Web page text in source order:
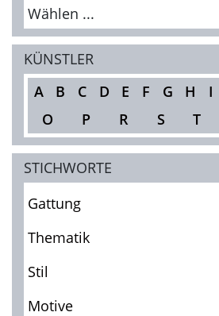
Wählen ...
KÜNSTLER
A
B C D E F G H I
O
P R S T
STICHWORTE
Gattung
Thematik
Stil
Motive